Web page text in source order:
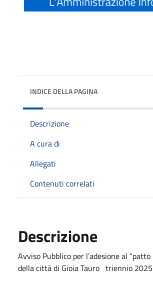
INDICE DELLA PAGINA
Descrizione
A cura di
Allegati
Contenuti correlati
Descrizione
Avviso Pubblico per l’adesione al
della città di Gioia Tauro triennio